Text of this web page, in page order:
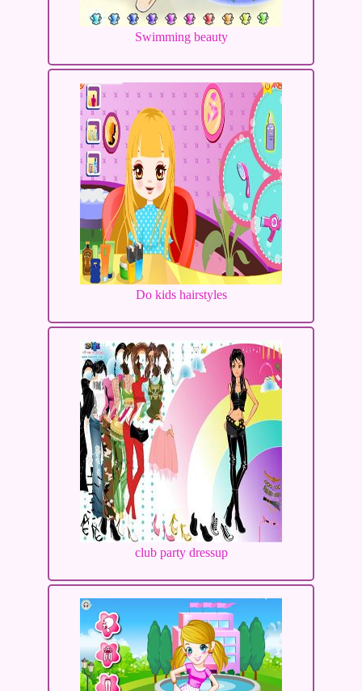
Swimming beauty
Do kids hairstyles
club party dressup